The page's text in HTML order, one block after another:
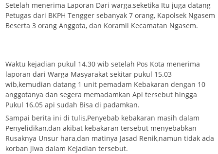
Setelah menerima Laporan Dari warga,seketika Itu juga datang
Petugas dari BKPH Tengger sebanyak 7 orang, Kapolsek Ngasem
Beserta 3 orang Anggota, dan Koramil Kecamatan Ngasem.
Waktu kejadian pukul 14.30 wib setelah Pos Kota menerima
laporan dari Warga Masyarakat sekitar pukul 15.03
wib,kemudian datang 1 unit pemadam Kebakaran dengan 10
anggotanya dan segera memadamkan Api tersebut hingga
Pukul 16.05 api sudah Bisa di padamkan.
Sampai berita ini di tulis,Penyebab kebakaran masih dalam
Penyelidikan,dan akibat kebakaran tersebut menyebabkan
Rusaknya Unsur hara,dan matinya Jasad Renik,namun tidak ada
korban jiwa dalam Kejadian tersebut.